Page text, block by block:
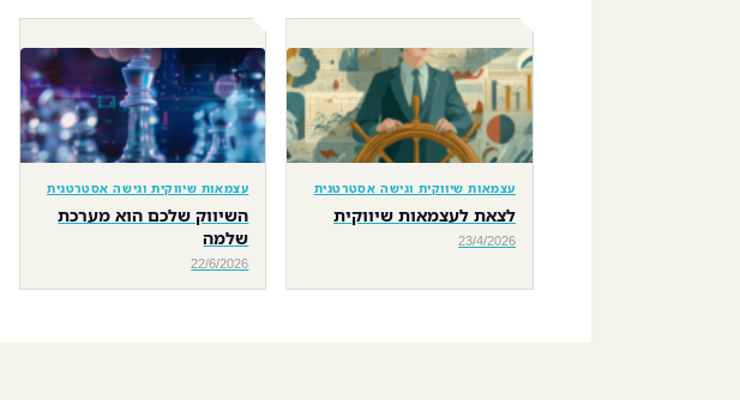
עצמאות שיווקית וגישה אסטרטגית
לצאת לעצמאות שיווקית
23/4/2026
עצמאות שיווקית וגישה אסטרטגית
השיווק שלכם הוא מערכת
שלמה
22/6/2026